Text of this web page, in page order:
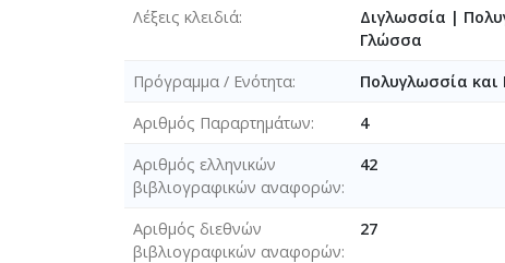
Λέξεις κλειδιά
Διγλωσσία |
Γλώσσα
Πρόγραμμα / Ενότητα
Πολυγλωσσία
Αριθμός Παραρτημάτων
4
Αριθμός ελληνικών
βιβλιογραφικών αναφορών
42
Αριθμός διεθνών
βιβλιογραφικών αναφορών
27